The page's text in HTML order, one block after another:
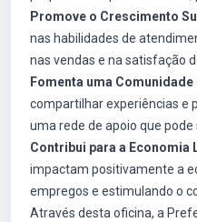
Promove o Crescimento
nas habilidades de
nas vendas e na satisfação
Fomenta uma
compartilhar experiências e
uma rede de apoio que
Contribui para a Economia
impactam positivamente a
empregos e estimulando o
Através desta oficina, a